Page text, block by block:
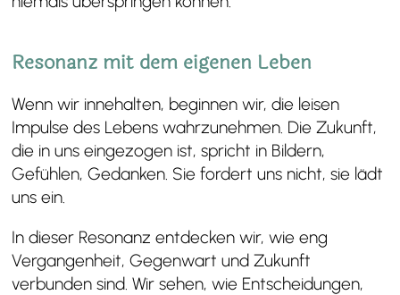
Resonanz mit dem eigenen Leben
Wenn wir innehalten, beginnen wir, die leisen
Impulse des Lebens wahrzunehmen. Die Zukunft,
die in uns eingezogen ist, spricht in Bildern,
Gefühlen, Gedanken. Sie fordert uns nicht, sie lädt
uns ein.
In dieser Resonanz entdecken wir, wie eng
Vergangenheit, Gegenwart und Zukunft
verbunden sind. Wir sehen, wie Entscheidungen,